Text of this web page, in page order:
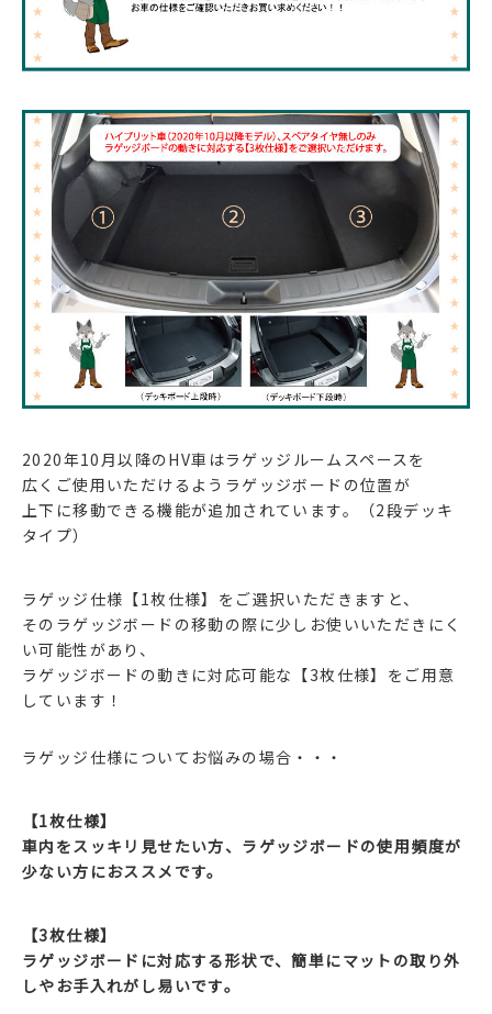
2020年10月以降のHV車はラゲッジルームスペースを
広くご使用いただけるようラゲッジボードの位置が
上下に移動できる機能が追加されています。（2段デッキ
タイプ）
ラゲッジ仕様【1枚仕様】をご選択いただきますと、
そのラゲッジボードの移動の際に少しお使いいただきにく
い可能性があり、
ラゲッジボードの動きに対応可能な【3枚仕様】をご用意
しています！
ラゲッジ仕様についてお悩みの場合・・・
【1枚仕様】
車内をスッキリ見せたい方、ラゲッジボードの使用頻度が
少ない方におススメです。
【3枚仕様】
ラゲッジボードに対応する形状で、簡単にマットの取り外
しやお手入れがし易いです。